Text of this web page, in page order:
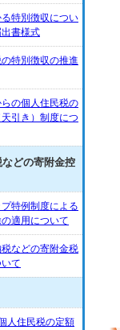
特別徴収につい
書様式
特別徴収の推進
の個人住民税の
引き）制度につ
どの寄附金控
特例制度による
適用について
などの寄附金税
て
人住民税の定額